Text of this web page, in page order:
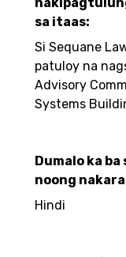
sa itaas:
Si Sequane
patuloy na
Advisory
Systems
Dumalo ka
noong
Hindi